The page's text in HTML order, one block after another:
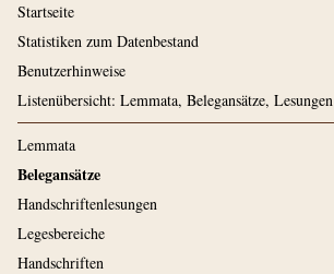
Startseite
Statistiken zum Datenbestand
Benutzerhinweise
Listenübersicht: Lemmata, Belegansätze, Lesungen
Lemmata
Belegansätze
Handschriftenlesungen
Legesbereiche
Handschriften